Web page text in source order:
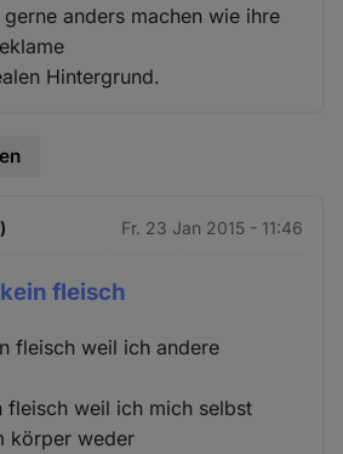
anders machen wie ihre
Hintergrund.
Fr. 23 Jan 2015 - 11:46
fleisch
fleisch weil ich andere
fleisch weil ich mich selbst
körper weder